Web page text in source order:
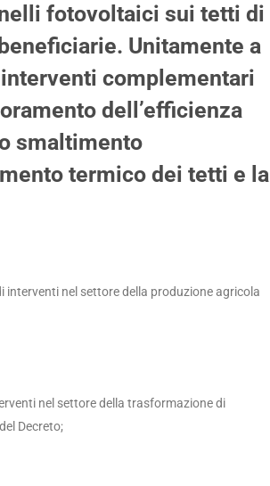
fotovoltaici sui tetti di
Unitamente a
complementari
dell’efficienza
smaltimento
termico dei tetti e la
nel settore della produzione agricola
nel settore della trasformazione di
Decreto;